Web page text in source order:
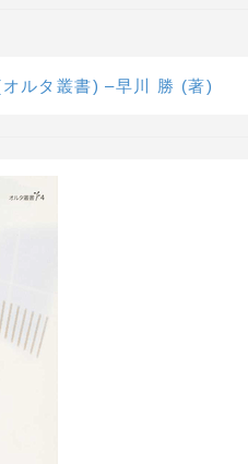
ルタ叢書) –早川 勝 (著)